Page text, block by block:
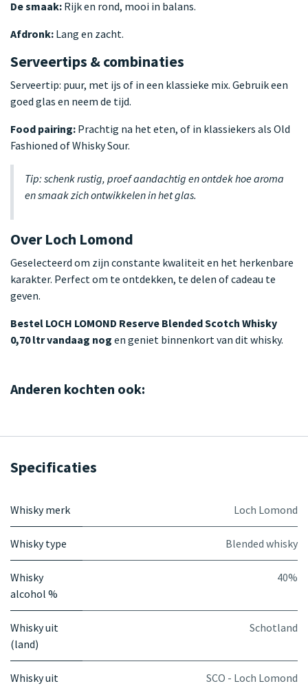
De smaak: Rijk en rond, mooi in balans.
Afdronk: Lang en zacht.
Serveertips & combinaties
Serveertip: puur, met ijs of in een klassieke mix. Gebruik een
goed glas en neem de tijd.
Food pairing: Prachtig na het eten, of in klassiekers als Old
Fashioned of Whisky Sour.
Tip: schenk rustig, proef aandachtig en ontdek hoe aroma
en smaak zich ontwikkelen in het glas.
Over Loch Lomond
Geselecteerd om zijn constante kwaliteit en het herkenbare
karakter. Perfect om te ontdekken, te delen of cadeau te
geven.
Bestel LOCH LOMOND Reserve Blended Scotch Whisky
0,70 ltr vandaag nog en geniet binnenkort van dit whisky.
Anderen kochten ook:
Specificaties
Whisky merk Loch Lomond
Whisky type Blended whisky
Whisky
alcohol %
40%
Whisky uit
(land)
Schotland
Whisky uit
SCO - Loch Lomond